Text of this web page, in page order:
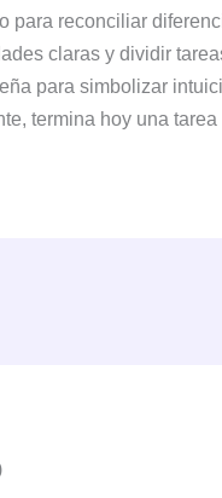
para reconciliar
claras y dividir
para simbolizar
termina hoy una